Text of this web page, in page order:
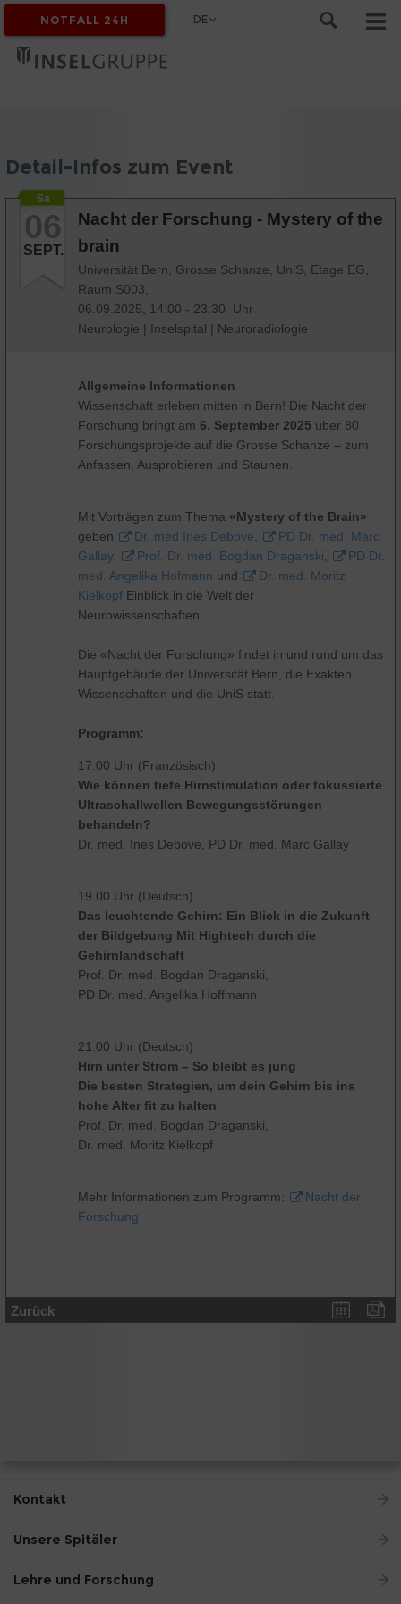
MYINSEL
NOTFALL 24H DE
Detail-Infos zum Event
Sa
06
SEPT.
Nacht der Forschung - Mystery of the
brain
Universität Bern, Grosse Schanze, UniS, Etage EG,
Raum S003,
06.09.2025, 14:00 - 23:30 Uhr
Neurologie | Inselspital | Neuroradiologie
Allgemeine Informationen
Wissenschaft erleben mitten in Bern! Die Nacht der
Forschung bringt am 6. September 2025 über 80
Forschungsprojekte auf die Grosse Schanze – zum
Anfassen, Ausprobieren und Staunen.
Mit Vorträgen zum Thema «Mystery of the Brain»
geben
Dr. med Ines Debove
PD Dr. med. Marc
Gallay, Prof. Dr. med. Bogdan Draganski
PD Dr.
med. Angelika Hofmann und
Dr. med. Moritz
Kielkopf Einblick in die Welt der
Neurowissenschaften.
Die «Nacht der Forschung» findet in und rund um das
Hauptgebäude der Universität Bern, die Exakten
Wissenschaften und die UniS statt.
Programm:
17.00 Uhr (Französisch)
Wie können tiefe Hirnstimulation oder fokussierte
Ultraschallwellen Bewegungsstörungen
behandeln?
Dr. med. Ines Debove, PD Dr. med. Marc Gallay
19.00 Uhr (Deutsch)
Das leuchtende Gehirn: Ein Blick in die Zukunft
der Bildgebung Mit Hightech durch die
Gehirnlandschaft
Prof. Dr. med. Bogdan Draganski,
PD Dr. med. Angelika Hoffmann
21.00 Uhr (Deutsch)
Hirn unter Strom – So bleibt es jung
Die besten Strategien, um dein Gehirn bis ins
hohe Alter fit zu halten
Prof. Dr. med. Bogdan Draganski,
Dr. med. Moritz Kielkopf
Mehr Informationen zum Programm:
Nacht der
Forschung
Zurück
Kontakt
Unsere Spitäler
Lehre und Forschung